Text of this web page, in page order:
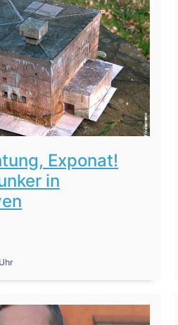
Exponat!
in